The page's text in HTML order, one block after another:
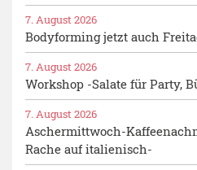
Bodyforming jetzt auch
7. August 2026
Workshop -Salate für Party,
7. August 2026
Aschermittwoch-
Rache auf italienisch-
7. August 2026